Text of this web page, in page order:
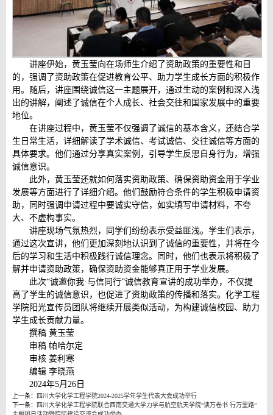
讲座伊始，黄玉莹向在场师生介绍了资助政策的重要性和目
的，强调了资助政策在促进教育公平、助力学生成长方面的积极作
用。随后，讲座围绕诚信这一主题展开，通过生动的案例和深入浅
出的讲解，阐述了诚信在个人成长、社会交往和国家发展中的重要
地位。
在讲座过程中，黄玉莹不仅强调了诚信的基本含义，还结合学
生日常生活，详细解读了学术诚信、考试诚信、交往诚信等方面的
具体要求。他们通过分享真实案例，引导学生反思自身行为，增强
诚信意识。
此外，黄玉莹还就如何落实资助政策、确保资助资金用于学业
发展等方面进行了详细介绍。他们鼓励符合条件的学生积极申请资
助，同时强调申请过程中要诚实守信，如实填写申请材料，不夸
大、不虚构事实。
讲座现场气氛热烈，同学们纷纷表示受益匪浅。学生们表示，
通过这次宣讲，他们更加深刻地认识到了诚信的重要性，并将在今
后的学习和生活中积极践行诚信理念。同时，他们也表示将积极了
解并申请资助政策，确保资助资金能够真正用于学业发展。
此次“诚邀你我·与信同行”诚信教育宣讲的成功举办，不仅提
高了学生的诚信意识，也促进了资助政策的传播和落实。化学工程
学院阳光宣传员团队将继续开展类似活动，为构建诚信校园、助力
学生成长贡献力量。
撰稿 黄玉莹
审稿 帕哈尔定
审核 姜利寒
编辑 李晓燕
2024年5月26日
上一条： 四川大学化学工程学院2024-2025学年学生代表大会成功举行
下一条： 四川大学化学工程学院联合西南交通大学力学与航空航天学院“读万卷书 行万里路”